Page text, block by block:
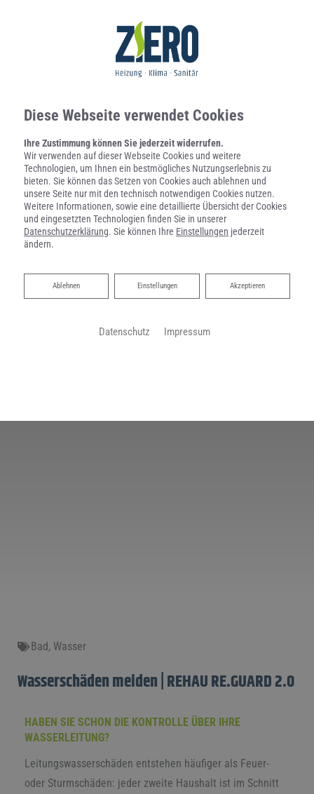
Bad, Wasser
Wasserschäden meiden | REHAU RE.GUARD 2.0
HABEN SIE SCHON DIE KONTROLLE ÜBER IHRE
WASSERLEITUNG?
Leitungswasserschäden entstehen häufiger als Feuer-
oder Sturmschäden: jeder zweite Haushalt ist im Schnitt
Diese Webseite verwendet Cookies
Ihre Zustimmung können Sie jederzeit widerrufen.
Wir verwenden auf dieser Webseite Cookies und weitere
Technologien, um Ihnen ein bestmögliches Nutzungserlebnis zu
bieten. Sie können das Setzen von Cookies auch ablehnen und
unsere Seite nur mit den technisch notwendigen Cookies nutzen.
Weitere Informationen, sowie eine detaillierte Übersicht der Cookies
und eingesetzten Technologien finden Sie in unserer
Datenschutzerklärung. Sie können Ihre Einstellungen jederzeit
ändern.
Akzeptieren
Einstellungen
Ablehnen
Ablehnen
Datenschutz Impressum